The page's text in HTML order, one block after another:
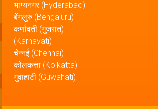
भाग्यनगर (Hyderabad)
बेंगलुरु (Bengaluru)
कर्णावती (गुजरात)
(Karnavati)
चेन्नई (Chennai)
कोलकत्ता (Kolkatta)
गुवाहाटी (Guwahati)